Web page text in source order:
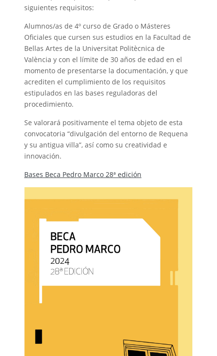
siguientes requisitos:
Alumnos/as de 4º curso de Grado o Másteres
Oficiales que cursen sus estudios en la Facultad de
Bellas Artes de la Universitat Politècnica de
València y con el límite de 30 años de edad en el
momento de presentarse la documentación, y que
acrediten el cumplimiento de los requisitos
estipulados en las bases reguladoras del
procedimiento.
Se valorará positivamente el tema objeto de esta
convocatoria “divulgación del entorno de Requena
y su antigua villa”, así como su creatividad e
innovación.
Bases Beca Pedro Marco 28ª edición